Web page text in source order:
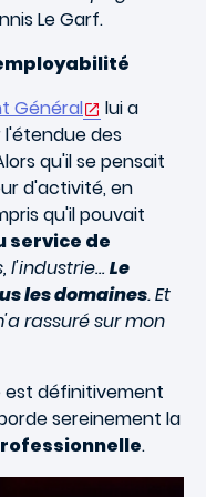
Le Garf.
Général
lui a
des
qu'il se pensait
d'activité, en
qu'il pouvait
service de
l'industrie… Le
les domaines. Et
rassuré sur mon
est définitivement
sereinement la
.